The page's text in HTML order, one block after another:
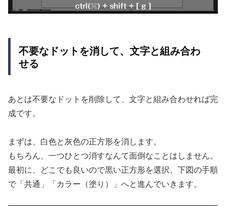
不要なドットを消して、文字と組み合わ
せる
あとは不要なドットを削除して、文字と組み合わせれば完
成です。
まずは、白色と灰色の正方形を消します。
もちろん、一つひとつ消すなんて面倒なことはしません。
最初に、どこでも良いので黒い正方形を選択、下図の手順
で「共通」「カラー（塗り）」へと進んでいきます。